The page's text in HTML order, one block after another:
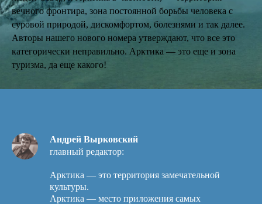
вечного фронтира, зона постоянной борьбы человека с
суровой природой, дискомфортом, болезнями и так далее.
Авторы нашего нового номера утверждают, что все это
категорически неправильно. Арктика — это еще и зона
туризма, да еще какого!
Андрей Вырковский
главный редактор:
Арктика — это территория замечательной
культуры.
Арктика — место приложения самых